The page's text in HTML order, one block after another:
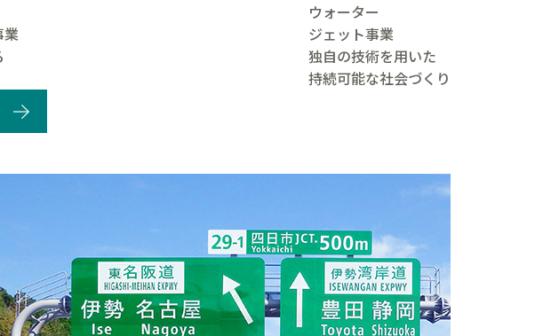
業
ウォーター
ジェット事業
独自の技術を用いた
持続可能な社会づくり